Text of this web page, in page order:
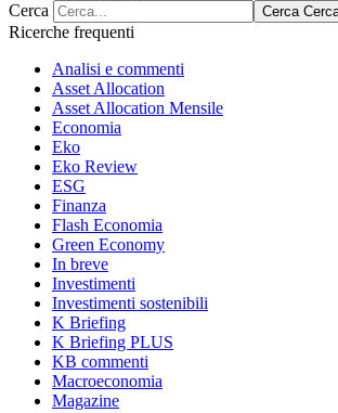
Cerca
Cerca
Ricerche frequenti
Analisi e commenti
Asset Allocation
Asset Allocation Mensile
Economia
Eko
Eko Review
ESG
Finanza
Flash Economia
Green Economy
In breve
Investimenti
Investimenti sostenibili
K Briefing
K Briefing PLUS
KB commenti
Macroeconomia
Magazine